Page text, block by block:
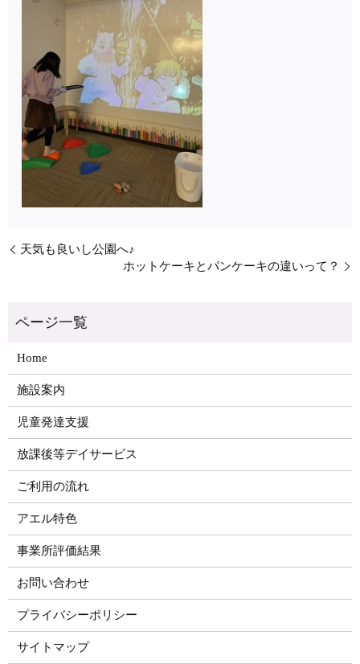
天気も良いし公園へ♪
ホットケーキとパンケーキの違いって？
Home
施設案内
児童発達支援
放課後等デイサービス
ご利用の流れ
アエル特色
事業所評価結果
お問い合わせ
プライバシーポリシー
サイトマップ